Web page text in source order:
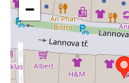
−